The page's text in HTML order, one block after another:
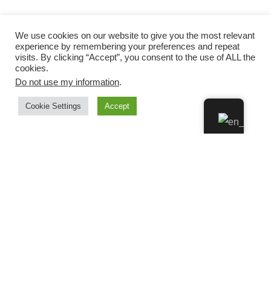
We use cookies on our website to give you the most relevant
experience by remembering your preferences and repeat
visits. By clicking “Accept”, you consent to the use of ALL the
cookies.
Do not use my information.
Cookie Settings Accept